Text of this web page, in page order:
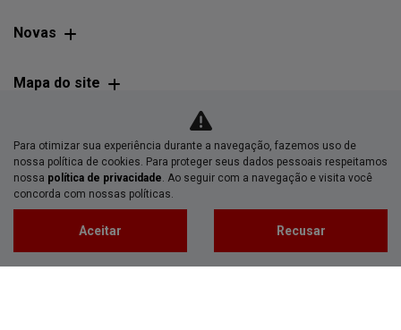
Novas
Mapa do site
DIMASA - DISTRIBUIDORA DE MAQUINAS AUTOMOTORAS
SERVICOS E AUTOPECAS LTDA
Para otimizar sua experiência durante a navegação, fazemos uso de
nossa política de cookies. Para proteger seus dados pessoais respeitamos
nossa política de privacidade. Ao seguir com a navegação e visita você
concorda com nossas políticas.
Aceitar Recusar